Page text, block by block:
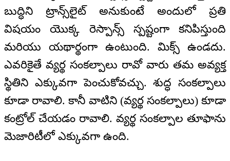
బుద్ధిని ట్రాన్స్‌లైట్ అనుకుంటే అందులో ప్రతి
విషయం యొక్క రెస్పాన్స్ స్పష్టంగా కనిపిస్తుంది
మరియు యథార్థంగా ఉంటుంది. మిక్స్ ఉండదు.
ఎవరికైతే వ్యర్థ సంకల్పాలు రావో వారు తమ అవ్యక్త
స్థితిని ఎక్కువగా పెంచుకోవచ్చు. శుద్ధ సంకల్పాలు
కూడా రావాలి. కానీ వాటిని (వ్యర్థ సంకల్పాలు) కూడా
కంట్రోల్ చేయడం రావాలి. వ్యర్థ సంకల్పాల తూఫాను
మెజారిటీలో ఎక్కువగా ఉంది.